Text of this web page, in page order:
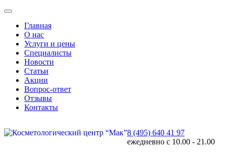
Главная
О нас
Услуги и цены
Специалисты
Новости
Статьи
Акции
Вопрос-ответ
Отзывы
Контакты
8 (495) 640 41 97
ежедневно с 10.00 - 21.00